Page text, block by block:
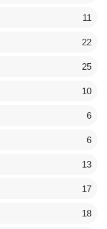
11
22
25
10
6
6
13
17
18